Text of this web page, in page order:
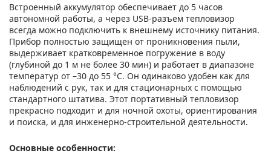
Встроенный аккумулятор обеспечивает до 5 часов
автономной работы, а через USB-разъем тепловизор
всегда можно подключить к внешнему источнику питания.
Прибор полностью защищен от проникновения пыли,
выдерживает кратковременное погружение в воду
(глубиной до 1 м не более 30 мин) и работает в диапазоне
температур от –30 до 55 °С. Он одинаково удобен как для
наблюдений с рук, так и для стационарных с помощью
стандартного штатива. Этот портативный тепловизор
прекрасно подходит и для ночной охоты, ориентирования
и поиска, и для инженерно-строительной деятельности.
Основные особенности: